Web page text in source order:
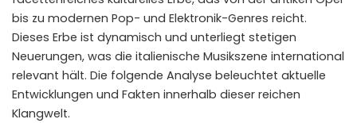
bis zu modernen Pop- und Elektronik-Genres reicht.
Dieses Erbe ist dynamisch und unterliegt stetigen
Neuerungen, was die italienische Musikszene international
relevant hält. Die folgende Analyse beleuchtet aktuelle
Entwicklungen und Fakten innerhalb dieser reichen
Klangwelt.